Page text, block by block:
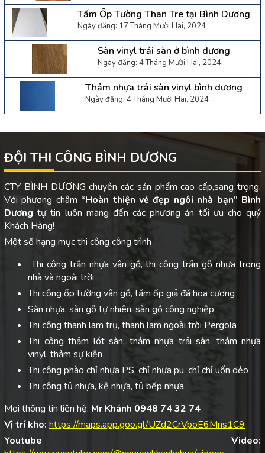
Tấm Ốp Tường Than Tre tại Bình Dương
Ngày đăng: 17 Tháng Mười Hai, 2024
Sàn vinyl trải sàn ở bình dương
Ngày đăng: 4 Tháng Mười Hai, 2024
Thảm nhựa trải sàn vinyl bình dương
Ngày đăng: 4 Tháng Mười Hai, 2024
ĐỘI THI CÔNG BÌNH DƯƠNG
CTY BÌNH DƯƠNG chuyên các sản phẩm cao cấp,sang trọng.
Với phương châm “Hoàn thiện vẻ đẹp ngôi nhà bạn” Bình
Dươngtự tin luôn mang đến các phương án tối ưu cho quý
Khách Hàng!
Một số hạng mục thi công công trình
Thi công trần nhựa vân gỗ, thi công trần gỗ nhựa trong
nhà và ngoài trời
Thi công ốp tường vân gỗ, tấm ốp giả đá hoa cương
Sàn nhựa, sàn gỗ tự nhiên, sàn gỗ công nghiệp
Thi công thanh lam trụ, thanh lam ngoài trời Pergola
Thi công thảm lót sàn, thảm nhựa trải sàn, thảm nhựa
vinyl, thảm sự kiện
Thi công phào chỉ nhựa PS, chỉ nhựa pu, chỉ chỉ uốn dẻo
Thi công tủ nhựa, kệ nhựa, tủ bếp nhựa
Mọi thông tin liên hệ: Mr Khánh 0948 74 32 74
Vị trí kho: https://maps.app.goo.gl/UZd2CrVpoE6Mns1C9
Youtube Video: